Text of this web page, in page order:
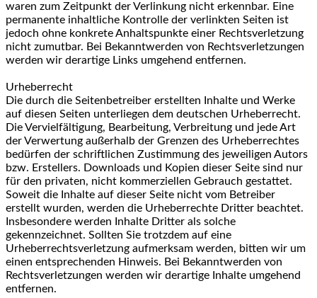
waren zum Zeitpunkt der Verlinkung nicht erkennbar. Eine
permanente inhaltliche Kontrolle der verlinkten Seiten ist
jedoch ohne konkrete Anhaltspunkte einer Rechtsverletzung
nicht zumutbar. Bei Bekanntwerden von Rechtsverletzungen
werden wir derartige Links umgehend entfernen.
Urheberrecht
Die durch die Seitenbetreiber erstellten Inhalte und Werke
auf diesen Seiten unterliegen dem deutschen Urheberrecht.
Die Vervielfältigung, Bearbeitung, Verbreitung und jede Art
der Verwertung außerhalb der Grenzen des Urheberrechtes
bedürfen der schriftlichen Zustimmung des jeweiligen Autors
bzw. Erstellers. Downloads und Kopien dieser Seite sind nur
für den privaten, nicht kommerziellen Gebrauch gestattet.
Soweit die Inhalte auf dieser Seite nicht vom Betreiber
erstellt wurden, werden die Urheberrechte Dritter beachtet.
Insbesondere werden Inhalte Dritter als solche
gekennzeichnet. Sollten Sie trotzdem auf eine
Urheberrechtsverletzung aufmerksam werden, bitten wir um
einen entsprechenden Hinweis. Bei Bekanntwerden von
Rechtsverletzungen werden wir derartige Inhalte umgehend
entfernen.